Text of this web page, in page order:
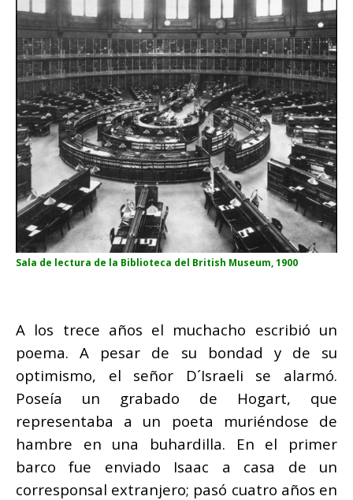
Sala de lectura de la Biblioteca del British Museum, 1900
A los trece años el muchacho escribió un
poema. A pesar de su bondad y de su
optimismo, el señor D´Israeli se alarmó.
Poseía un grabado de Hogart, que
representaba a un poeta muriéndose de
hambre en una buhardilla. En el primer
barco fue enviado Isaac a casa de un
corresponsal extranjero; pasó cuatro años en